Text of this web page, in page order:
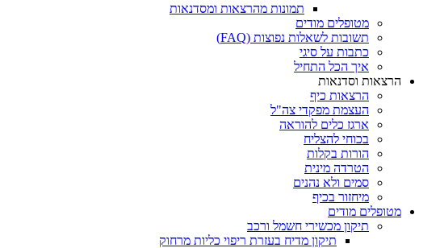
תמונות מהרצאות ומסדנאות
מטופלים מודים
תשובות לשאלות נפוצות (FAQ)
כתבות על סיגי
איך הכל התחיל
הרצאות וסדנאות
הרצאות כיף
העצמת מפקדי צה"ל
ארגז כלים להוראה
בכוחי להצליח
הורות בקלות
הטרדה מינית
סמים ולא נהנים
מיחזור בכיף
מטופלים מודים
תיקון מכשירי חשמל ורכב
תיקון מדיח בעזרת ריפוי כליות מרחוק